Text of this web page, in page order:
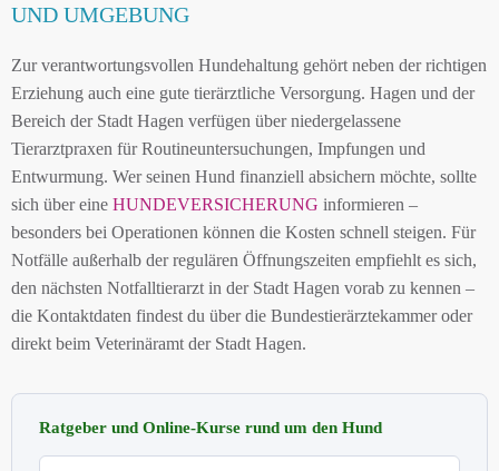
UND UMGEBUNG
Zur verantwortungsvollen Hundehaltung gehört neben der richtigen
Erziehung auch eine gute tierärztliche Versorgung. Hagen und der
Bereich der Stadt Hagen verfügen über niedergelassene
Tierarztpraxen für Routineuntersuchungen, Impfungen und
Entwurmung. Wer seinen Hund finanziell absichern möchte, sollte
sich über eine HUNDEVERSICHERUNG informieren –
besonders bei Operationen können die Kosten schnell steigen. Für
Notfälle außerhalb der regulären Öffnungszeiten empfiehlt es sich,
den nächsten Notfalltierarzt in der Stadt Hagen vorab zu kennen –
die Kontaktdaten findest du über die Bundestierärztekammer oder
direkt beim Veterinäramt der Stadt Hagen.
Ratgeber und Online-Kurse rund um den Hund